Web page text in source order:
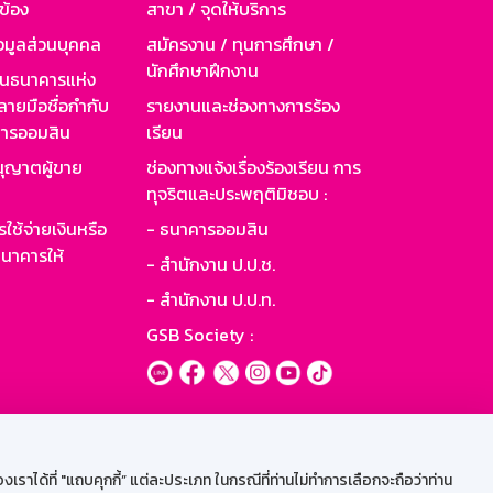
ได้ที่ "แถบคุกกี้” แต่ละประเภท ในกรณีที่ท่านไม่ทำการเลือกจะถือว่าท่าน
อง
มูลส่วนบุคคล
นาคารแห่ง
ายมือชื่อกำกับ
รออมสิน
ญาตผู้ขาย
ช้จ่ายเงินหรือ
คารให้
สาขา / จุดให้บริการ
สมัครงาน / ทุนการศึกษา /
นักศึกษาฝึกงาน
รายงานและช่องทางการร้อง
เรียน
ช่องทางแจ้งเรื่องร้องเรียน การ
ทุจริตและประพฤติมิชอบ :
- ธนาคารออมสิน
- สำนักงาน ป.ป.ช.
- สำนักงาน ป.ป.ท.
GSB Society :